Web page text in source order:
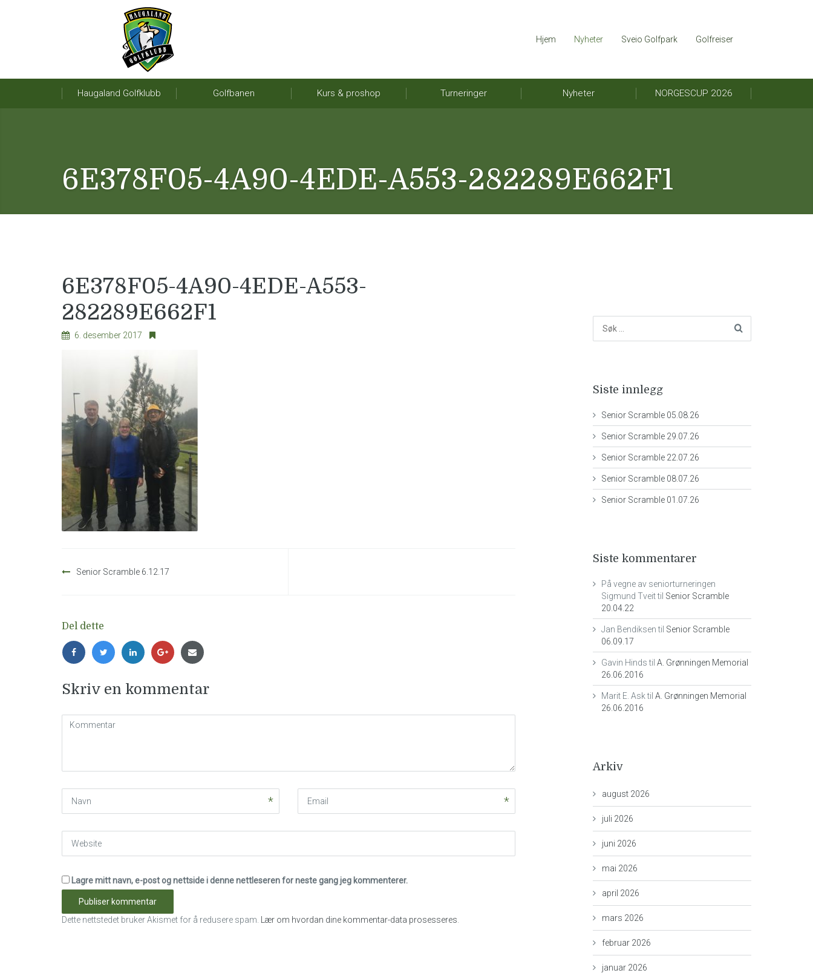
Hjem Nyheter Sveio Golfpark Golfreiser
Haugaland Golfklubb Golfbanen Kurs & proshop Turneringer Nyheter NORGESCUP 2026
6E378F05-4A90-4EDE-A553-282289E662F1
6E378F05-4A90-4EDE-A553-
282289E662F1
6. desember 2017
Senior Scramble 6.12.17
Del dette
Skriv en kommentar
Kommentar
Lagre mitt navn, e-post og nettside i denne nettleseren for neste gang jeg kommenterer.
Dette nettstedet bruker Akismet for å redusere spam. Lær om hvordan dine kommentar-data prosesseres
Siste innlegg
Senior Scramble 05.08.26
Senior Scramble 29.07.26
Senior Scramble 22.07.26
Senior Scramble 08.07.26
Senior Scramble 01.07.26
Siste kommentarer
På vegne av seniorturneringen
Sigmund Tveittil Senior Scramble
20.04.22
Jan Bendiksentil Senior Scramble
06.09.17
Gavin Hindstil A. Grønningen Memorial
26.06.2016
Marit E. Asktil A. Grønningen Memorial
26.06.2016
Arkiv
august 2026
juli 2026
juni 2026
mai 2026
april 2026
mars 2026
februar 2026
januar 2026